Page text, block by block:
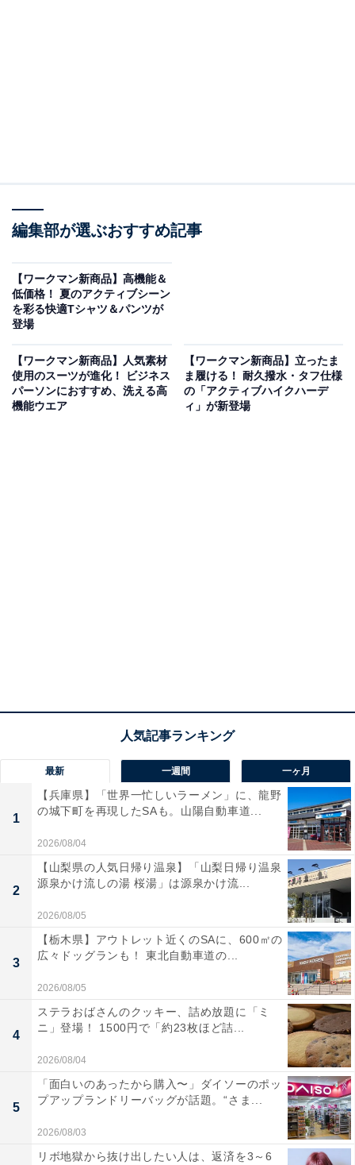
編集部が選ぶおすすめ記事
【ワークマン新商品】高機能＆
低価格！ 夏のアクティブシーン
を彩る快適Tシャツ＆パンツが
登場
【ワークマン新商品】人気素材
使用のスーツが進化！ ビジネス
パーソンにおすすめ、洗える高
機能ウエア
【ワークマン新商品】立ったま
ま履ける！ 耐久撥水・タフ仕様
の「アクティブハイクハーデ
ィ」が新登場
最新 一週間 一ヶ月
1
【兵庫県】「世界一忙しいラーメン」に、龍野
の城下町を再現したSAも。山陽自動車道...
2026/08/04
2
【山梨県の人気日帰り温泉】「山梨日帰り温泉
源泉かけ流しの湯 桜湯」は源泉かけ流...
2026/08/05
3
【栃木県】アウトレット近くのSAに、600㎡の
広々ドッグランも！ 東北自動車道の...
2026/08/05
4
ステラおばさんのクッキー、詰め放題に「ミ
ニ」登場！ 1500円で「約23枚ほど詰...
2026/08/04
5
「面白いのあったから購入〜」ダイソーのポッ
プアップランドリーバッグが話題。“さま...
2026/08/03
リボ地獄から抜け出したい人は、返済を3～6